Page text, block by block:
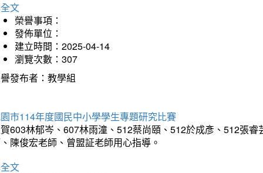
文
榮譽事項：
發佈單位：
建立時間：2025-04-14
瀏覽次數：307
發布者：教學組
市114年度國民中小學學生專題研究比賽
603林郁岑、607林雨潼、512蔡尚頤、512於成彥、512張
陳俊宏老師、曾盟証老師用心指導。
文